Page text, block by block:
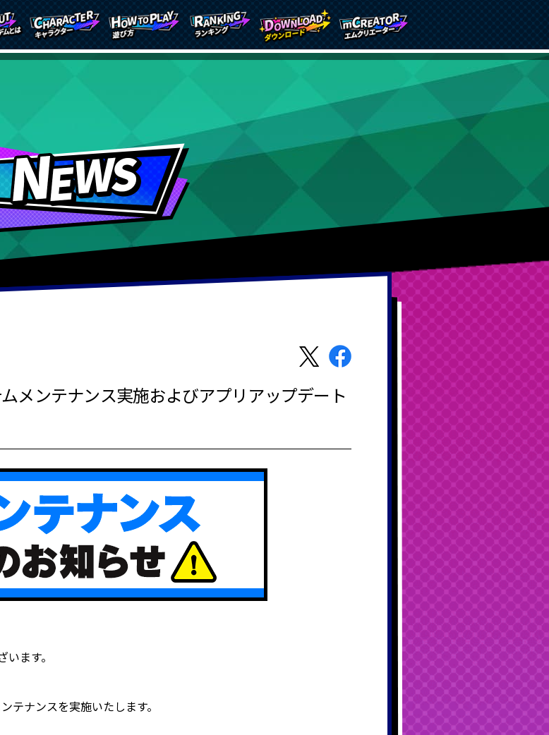
ムメンテナンス実施およびアプリアップデート
ます。
テナンスを実施いたします。